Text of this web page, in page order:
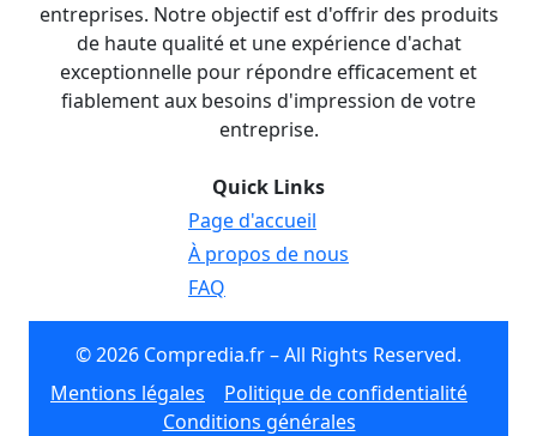
entreprises. Notre objectif est d'offrir des produits
de haute qualité et une expérience d'achat
exceptionnelle pour répondre efficacement et
fiablement aux besoins d'impression de votre
entreprise.
Quick Links
Page d'accueil
À propos de nous
FAQ
© 2026 Compredia.fr – All Rights Reserved.
Mentions légales
Politique de confidentialité
Conditions générales